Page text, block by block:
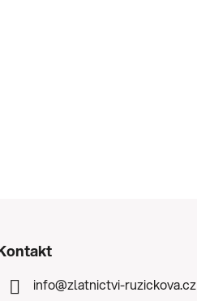
info@zlatnictvi-ruzickova.cz